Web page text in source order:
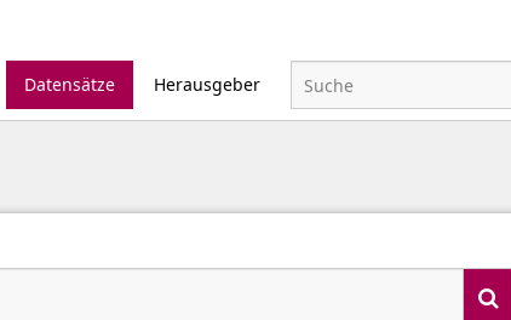
Datensätze
Herausgeber